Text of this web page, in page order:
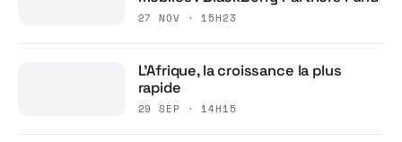
27 NOV · 15H23
L’Afrique, la croissance la plus
rapide
29 SEP · 14H15